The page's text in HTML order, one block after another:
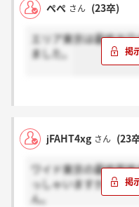
ぺぺ さん (23卒)
エリア東京は最終当
ました。
jFAHT4xg さん (23
ワイド東京の最終面
っしゃいますか？私
ん。